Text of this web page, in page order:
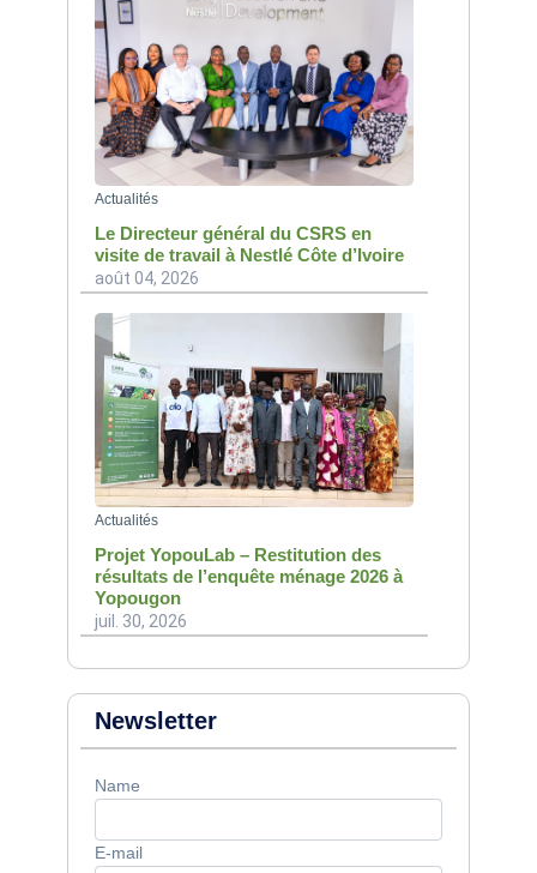
Actualités
Le Directeur général du CSRS en
visite de travail à Nestlé Côte d’Ivoire
août 04, 2026
Actualités
Projet YopouLab – Restitution des
résultats de l’enquête ménage 2026 à
Yopougon
juil. 30, 2026
Newsletter
Name
E-mail